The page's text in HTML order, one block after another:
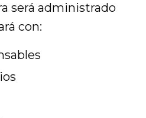
será administrado
con: